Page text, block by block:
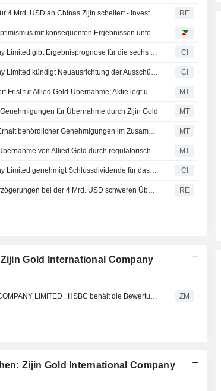
Allied Gold: Geplanter Verkauf für 4 Mrd. USD an Chinas Zijin scheitert - Investment über 295 Mio. USD RE
Kann Zijin Gold den Analystenoptimismus mit konsequenten Ergebnissen untermauern?
Zijin Gold International Company Limited gibt Ergebnisprognose für die sechs Monate bis zum 30. Juni 2026 ab CI
Zijin Gold International Company Limited kündigt Neuausrichtung der Ausschüsse mit Wirkung zum 8. Juni 2026 an CI
Zijin Gold International verlängert Frist für Allied Gold-Übernahme; Aktie legt um 3% zu MT
für Übernahme durch Zijin Gold MT
Allied Gold meldet vorzeitigen Erhalt behördlicher Genehmigungen im Zusammenhang mit der geplanten Vereinbarung mit Zijin Gold International MT
Zijin Golds 4-Milliarden-Dollar-Übernahme von Allied Gold durch regulatorische Verzögerungen blockiert MT
Zijin Gold International Company Limited genehmigt Schlussdividende für das am 31. Dezember 2025 endende Geschäftsjahr CI
Bericht: Chinas Zijin drohen Verzögerungen bei der 4 Mrd. USD schweren Übernahme von Allied Gold - FT RE
Gold International Company
ZM
Zijin Gold International Company